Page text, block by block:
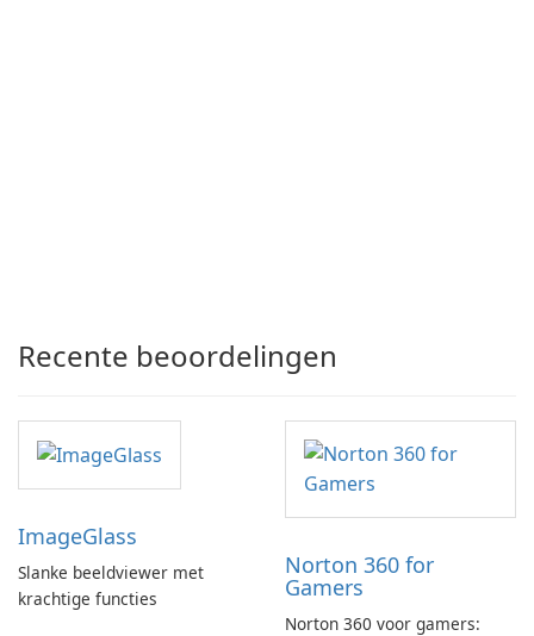
Recente beoordelingen
ImageGlass
Slanke beeldviewer met
krachtige functies
Norton 360 for
Gamers
Norton 360 voor gamers: